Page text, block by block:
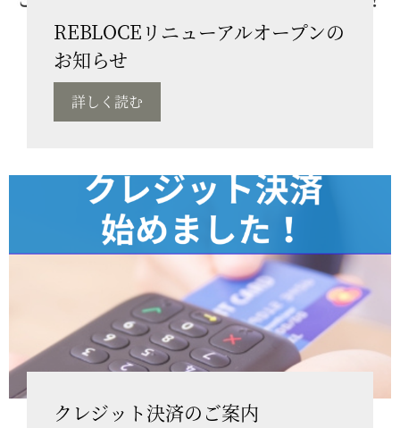
REBLOCEリニューアルオープンの
お知らせ
詳しく読む
クレジット決済のご案内